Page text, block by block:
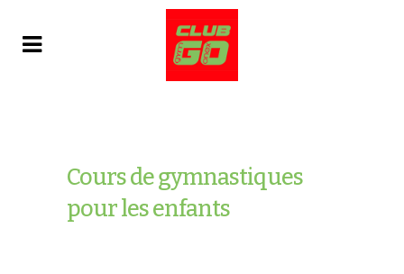
Cours de gymnastiques
pour les enfants